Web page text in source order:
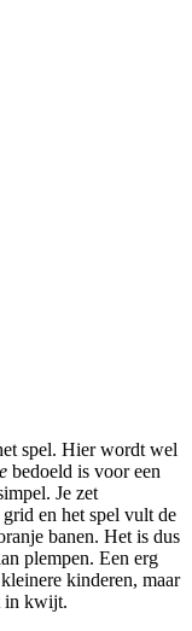
spel. Hier wordt wel
bedoeld is voor een
Je zet
en het spel vult de
banen. Het is dus
plempen. Een erg
kinderen, maar
in kwijt.